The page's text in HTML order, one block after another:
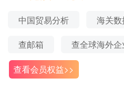
以上数据均由格兰德全球企
理，格兰德提供全球
中国贸易分析 海关
查邮箱 查全球海外
查看会员权益>>